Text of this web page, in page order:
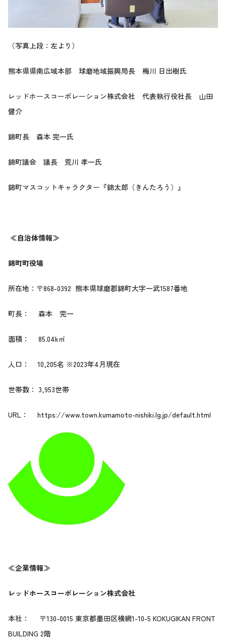
（写真上段：左より）
熊本県県南広域本部 球磨地域振興局長 梅川 日出樹氏
レッドホースコーポレーション株式会社 代表執行役社長 山田
健介
錦町長 森本 完一氏
錦町議会 議長 荒川 孝一氏
錦町マスコットキャラクター『錦太郎（きんたろう）』
≪自治体情報≫
錦町町役場
所在地：〒868-0392 熊本県球磨郡錦町大字一武1587番地
町長： 森本 完一
面積： 85.04k㎡
人口： 10,205名 ※2023年4月現在
世帯数： 3,953世帯
URL： https://www.town.kumamoto-nishiki.lg.jp/default.html
≪企業情報≫
レッドホースコーポレーション株式会社
本社： 〒130-0015 東京都墨田区横網1-10-5 KOKUGIKAN FRONT
BUILDING 2階